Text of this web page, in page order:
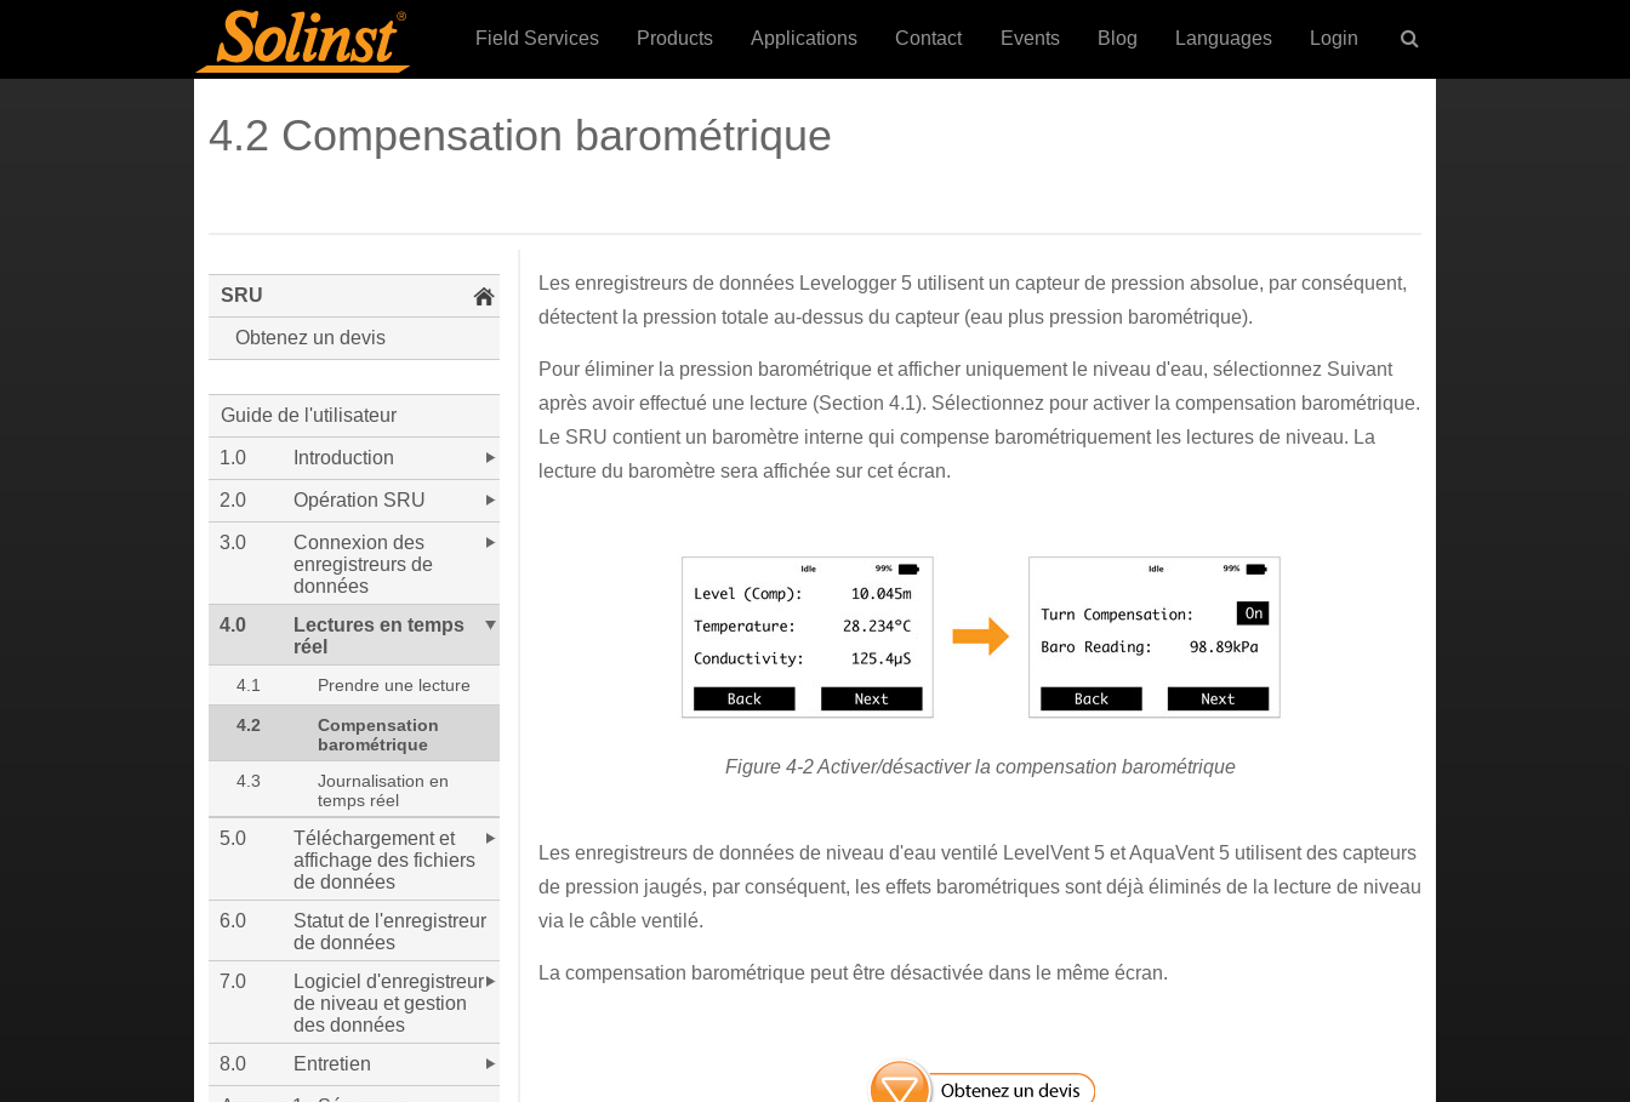
Field Services Products Applications Contact Events Blog Languages Login
4.2 Compensation barométrique
Les enregistreurs de données Levelogger 5 utilisent un capteur de pression absolue, par conséquent,
détectent la pression totale au-dessus du capteur (eau plus pression barométrique).
Pour éliminer la pression barométrique et afficher uniquement le niveau d'eau, sélectionnez Suivant
après avoir effectué une lecture (Section 4.1). Sélectionnez pour activer la compensation barométrique.
Le SRU contient un baromètre interne qui compense barométriquement les lectures de niveau. La
lecture du baromètre sera affichée sur cet écran.
Figure 4-2 Activer/désactiver la compensation barométrique
Les enregistreurs de données de niveau d'eau ventilé LevelVent 5 et AquaVent 5 utilisent des capteurs
de pression jaugés, par conséquent, les effets barométriques sont déjà éliminés de la lecture de niveau
via le câble ventilé.
La compensation barométrique peut être désactivée dans le même écran.
SRU
Obtenez un devis
Guide de l'utilisateur
1.0 Introduction
2.0 Opération SRU
3.0
Connexion des
enregistreurs de
données
4.0
Lectures en temps
réel
4.1 Prendre une lecture
4.2
Compensation
barométrique
4.3
Journalisation en
temps réel
5.0
Téléchargement et
affichage des fichiers
de données
6.0
Statut de l'enregistreur
de données
7.0
Logiciel d'enregistreur
de niveau et gestion
des données
8.0
Entretien